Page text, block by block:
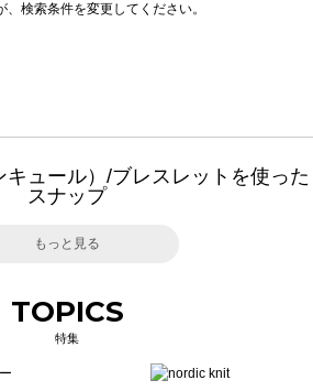
、検索条件を変更してください。
ュール）/ブレスレットを使った
スナップ
もっと見る
TOPICS
特集